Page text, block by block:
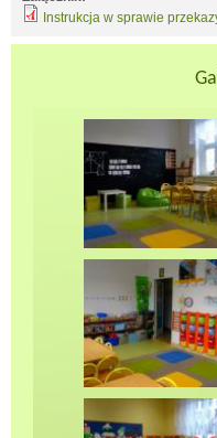
Instrukcja w sprawie